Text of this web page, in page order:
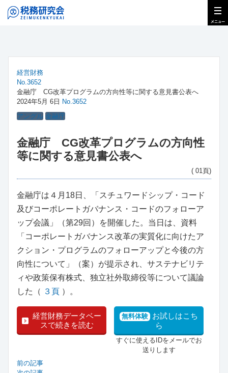
経営財務
No.3652
金融庁 CG改革プログラムの方向性等に関する意見書公表へ
2024年5月 6日 No.3652
アングル 金融庁
金融庁 CG改革プログラムの方向性
等に関する意見書公表へ
( 01頁)
金融庁は４月18日、「スチュワードシップ・コード
及びコーポレートガバナンス・コードのフォローア
ップ会議」（第29回）を開催した。当日は、資料
「コーポレートガバナンス改革の実質化に向けたア
クション・プログラムのフォローアップと今後の方
向性について」（案）が提示され、サステナビリテ
ィや政策保有株式、独立社外取締役等について議論
した（ ３頁 ）。
経営財務データベー
スで続きを読む
無料体験 お試しはこち
ら
すぐに使えるIDをメールでお
送りします
前の記事